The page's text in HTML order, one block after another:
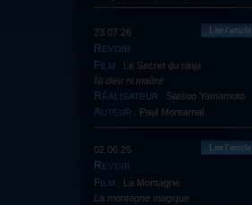
23.07.26
REVOIR
FILM : Le Secret du ninja
Ni dieu ni maître
RÉALISATEUR : Satsuo Yamamoto
AUTEUR : Paul Montarnal
Lire l'article
02.06.25
REVOIR
FILM : La Montagne
La montagne magique
Lire l'article